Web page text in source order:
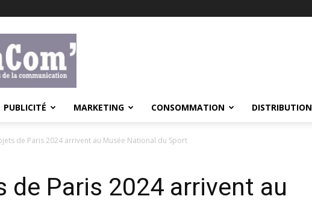
PUBLICITÉ MARKETING CONSOMMATION DISTRIBUTION
de Paris 2024 arrivent au Musée National du Sport
de Paris 2024 arrivent au